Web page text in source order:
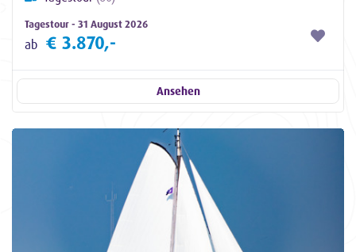
Tagestour - 31 August 2026
ab € 3.870,-
Ansehen